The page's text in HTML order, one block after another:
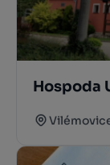
Hospoda